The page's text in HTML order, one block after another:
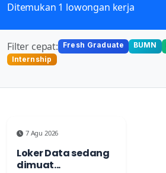
Ditemukan 1 lowongan kerja
Filter cepat: Fresh Graduate BUMN
Internship
7 Agu 2026
Loker Data sedang
dimuat...